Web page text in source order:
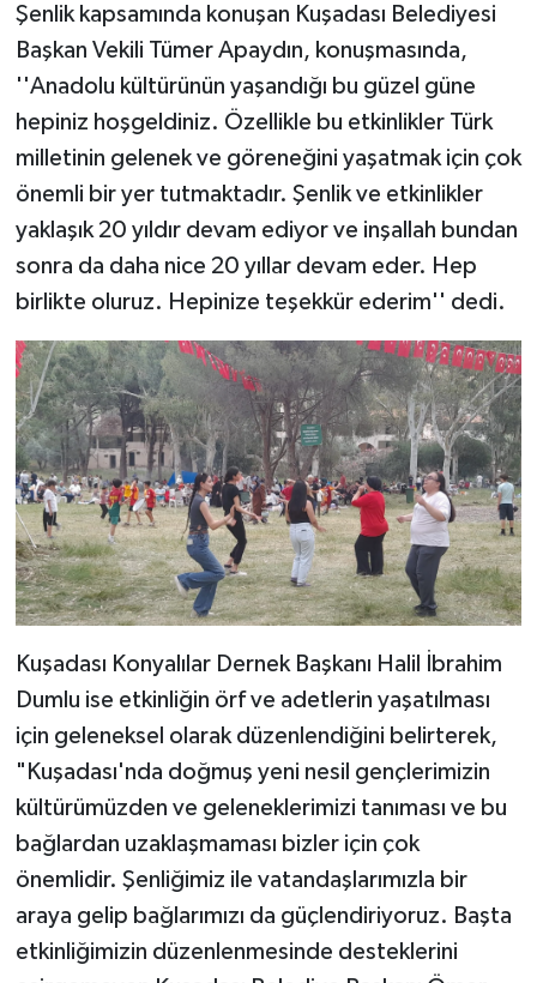
Şenlik kapsamında konuşan Kuşadası Belediyesi
Başkan Vekili Tümer Apaydın, konuşmasında,
''Anadolu kültürünün yaşandığı bu güzel güne
hepiniz hoşgeldiniz. Özellikle bu etkinlikler Türk
milletinin gelenek ve göreneğini yaşatmak için çok
önemli bir yer tutmaktadır. Şenlik ve etkinlikler
yaklaşık 20 yıldır devam ediyor ve inşallah bundan
sonra da daha nice 20 yıllar devam eder. Hep
birlikte oluruz. Hepinize teşekkür ederim'' dedi.
Kuşadası Konyalılar Dernek Başkanı Halil İbrahim
Dumlu ise etkinliğin örf ve adetlerin yaşatılması
için geleneksel olarak düzenlendiğini belirterek,
"Kuşadası'nda doğmuş yeni nesil gençlerimizin
kültürümüzden ve geleneklerimizi tanıması ve bu
bağlardan uzaklaşmaması bizler için çok
önemlidir. Şenliğimiz ile vatandaşlarımızla bir
araya gelip bağlarımızı da güçlendiriyoruz. Başta
etkinliğimizin düzenlenmesinde desteklerini